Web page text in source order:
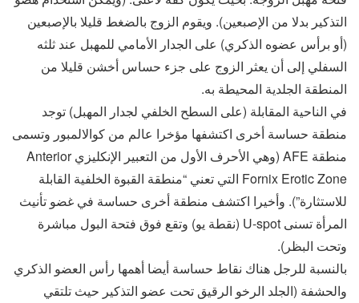
التذكير بدلا من الإصبعين). ويقوم الزوج بالضغط قليلا بالإصبعين
(أو برأس عضوه الذكري) على الجدار الأمامي للمهبل عند ثلثه
السفلي إلى أن يعثر الزوج على جزء حساس أخشن قليلا من
المنطقة الجلدية المحيطة به.
في الناحية المقابلة (على السطح الخلفي لجدار المهبل) توجد
منطقة حساسة أخرى اكتشفها مؤخرا عالم من كوالالمبور وتسمى
منطقة AFE (وهي الأحرف الأول من التعبير الإنكليزي Anterior
Fornix Erotic Zone التي تعني “منطقة القبوة الخلفية القابلة
للاستثارة”). وأخيرا اكتشف منطقة أخرى حساسة في غضو تأنيث
المرأة تسنى U-spot (نقطة يو) وتقع فوق فتحة البول مباشرة
وتحت البظر).
بالنسبة للرجل هناك نقاط حساسة أيضا أهمها رأس العضو الذكري
والحشفة (الجلد الرخو الرقيق تحت عضو التذكير حيث تلتقي